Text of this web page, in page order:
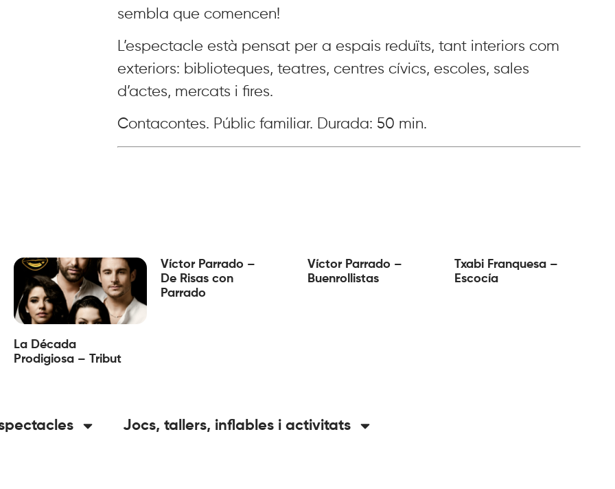
sembla que comencen!
L’espectacle està pensat per a espais reduïts, tant interiors com
exteriors: biblioteques, teatres, centres cívics, escoles, sales
d’actes, mercats i fires.
Contacontes. Públic familiar. Durada: 50 min.
La Década
Prodigiosa – Tribut
Víctor Parrado –
De Risas con
Parrado
Víctor Parrado –
Buenrollistas
Txabi Franquesa –
Escocía
Jocs, tallers, inflables i activitats